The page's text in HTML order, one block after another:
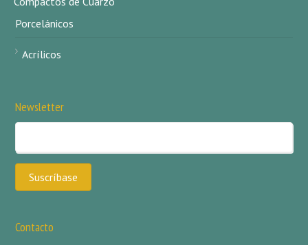
Porcelánicos
Acrílicos
Newsletter
Contacto